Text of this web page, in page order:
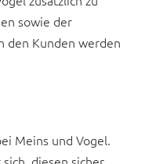
sowie der
den Kunden werden
Meins und Vogel.
diesen sicher